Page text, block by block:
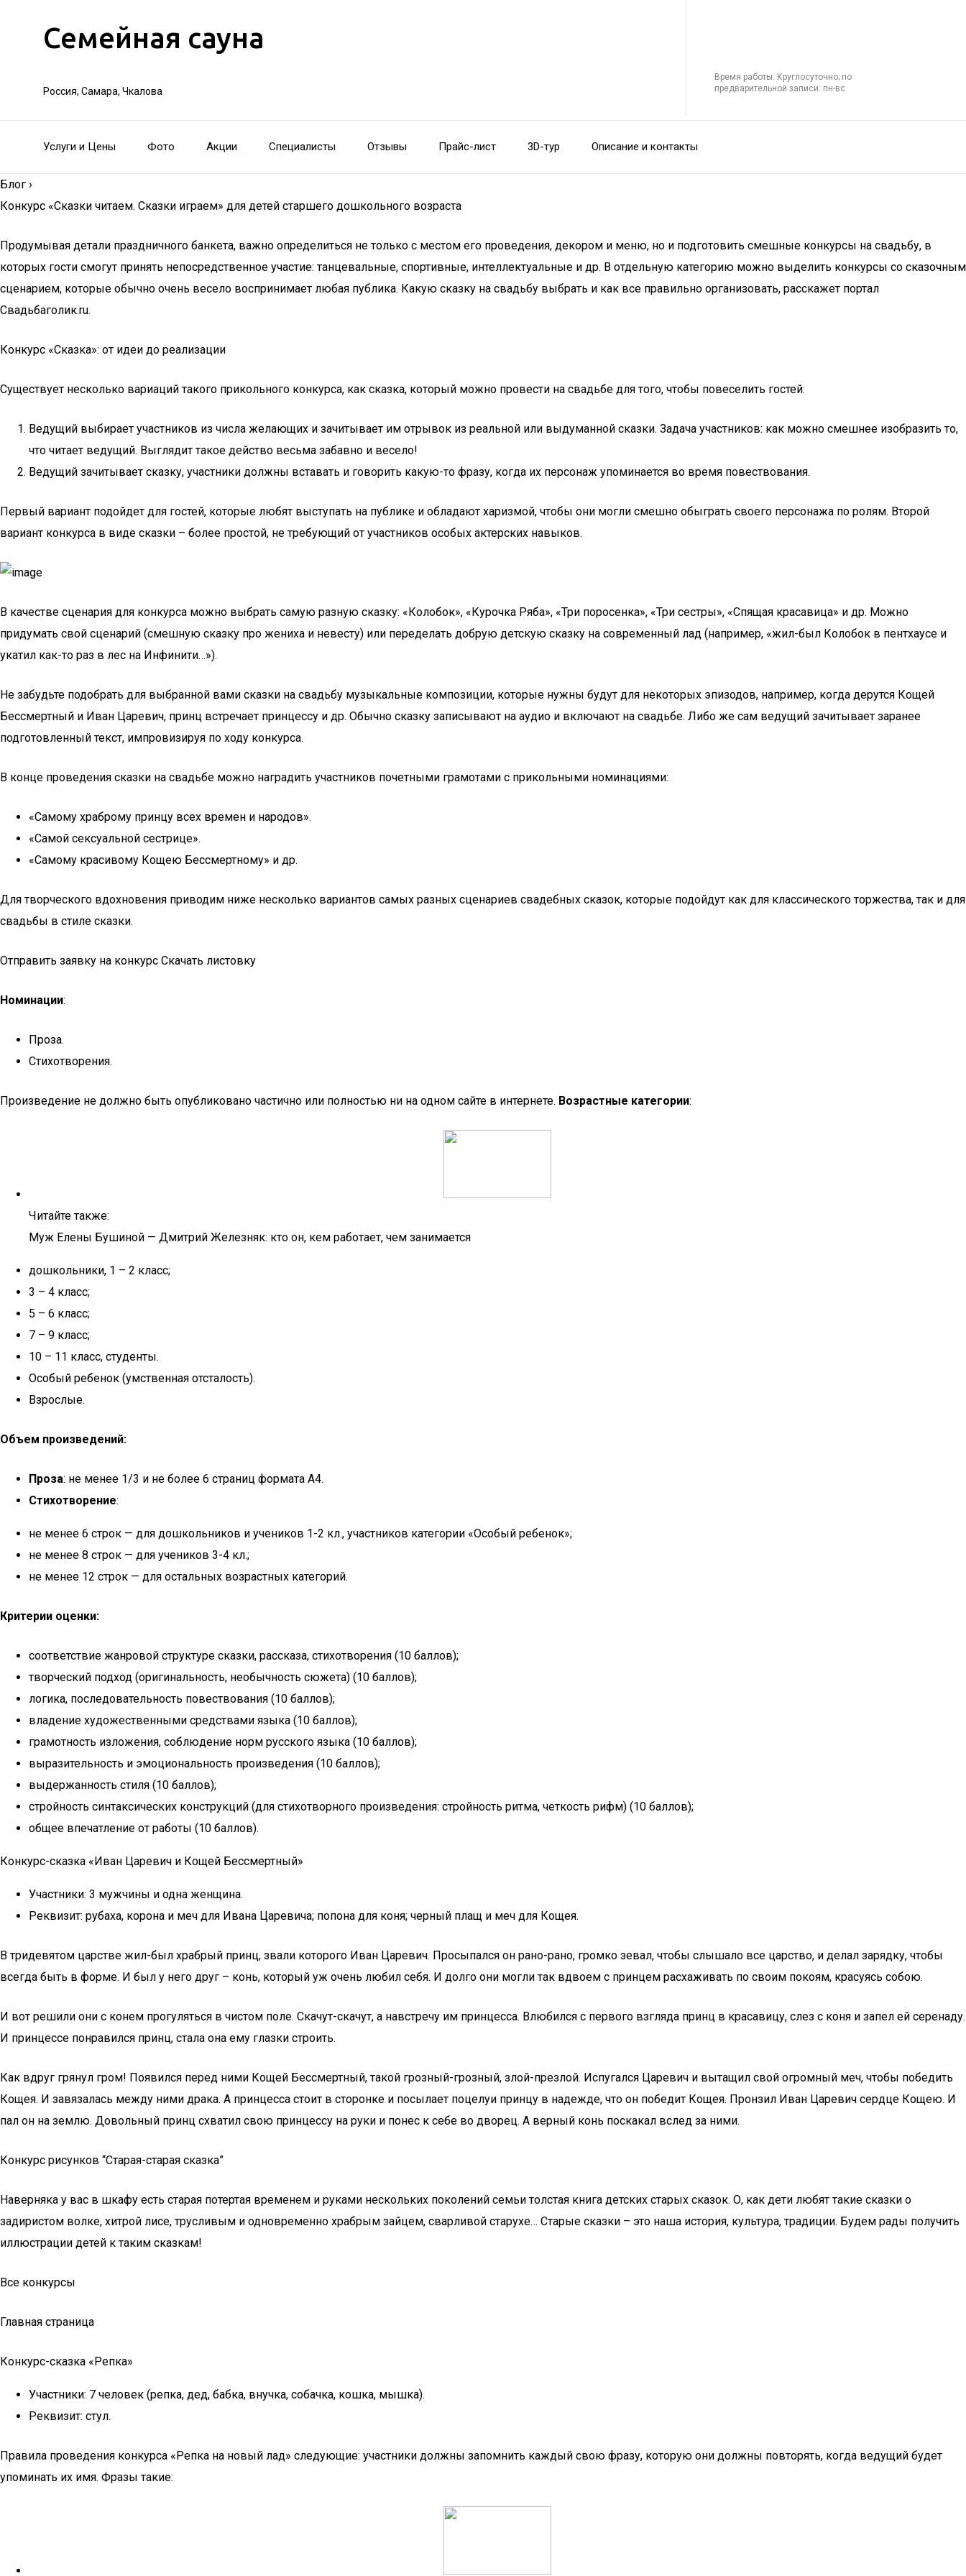
Семейная сауна
Россия, Самара, Чкалова
Время работы: Круглосуточно; по
предварительной записи: пн-вс
Услуги и Цены Фото Акции Специалисты Отзывы Прайс-лист 3D-тур Описание и контакты
Блог ›
Конкурс «Сказки читаем. Сказки играем» для детей старшего дошкольного возраста
Продумывая детали праздничного банкета, важно определиться не только с местом его проведения, декором и меню, но и подготовить смешные конкурсы на свадьбу, в
которых гости смогут принять непосредственное участие: танцевальные, спортивные, интеллектуальные и др. В отдельную категорию можно выделить конкурсы со сказочным
сценарием, которые обычно очень весело воспринимает любая публика. Какую сказку на свадьбу выбрать и как все правильно организовать, расскажет портал
Свадьбаголик.ru.
Конкурс «Сказка»: от идеи до реализации
Существует несколько вариаций такого прикольного конкурса, как сказка, который можно провести на свадьбе для того, чтобы повеселить гостей:
Ведущий выбирает участников из числа желающих и зачитывает им отрывок из реальной или выдуманной сказки. Задача участников: как можно смешнее изобразить то,
что читает ведущий. Выглядит такое действо весьма забавно и весело!
Ведущий зачитывает сказку, участники должны вставать и говорить какую-то фразу, когда их персонаж упоминается во время повествования.
Первый вариант подойдет для гостей, которые любят выступать на публике и обладают харизмой, чтобы они могли смешно обыграть своего персонажа по ролям. Второй
вариант конкурса в виде сказки – более простой, не требующий от участников особых актерских навыков.
В качестве сценария для конкурса можно выбрать самую разную сказку: «Колобок», «Курочка Ряба», «Три поросенка», «Три сестры», «Спящая красавица» и др. Можно
придумать свой сценарий (смешную сказку про жениха и невесту) или переделать добрую детскую сказку на современный лад (например, «жил-был Колобок в пентхаусе и
укатил как-то раз в лес на Инфинити…»).
Не забудьте подобрать для выбранной вами сказки на свадьбу музыкальные композиции, которые нужны будут для некоторых эпизодов, например, когда дерутся Кощей
Бессмертный и Иван Царевич, принц встречает принцессу и др. Обычно сказку записывают на аудио и включают на свадьбе. Либо же сам ведущий зачитывает заранее
подготовленный текст, импровизируя по ходу конкурса.
В конце проведения сказки на свадьбе можно наградить участников почетными грамотами с прикольными номинациями:
«Самому храброму принцу всех времен и народов».
«Самой сексуальной сестрице».
«Самому красивому Кощею Бессмертному» и др.
Для творческого вдохновения приводим ниже несколько вариантов самых разных сценариев свадебных сказок, которые подойдут как для классического торжества, так и для
свадьбы в стиле сказки.
Отправить заявку на конкурс Скачать листовку
Номинации:
Проза.
Стихотворения.
Произведение не должно быть опубликовано частично или полностью ни на одном сайте в интернете. Возрастные категории:
Читайте также:
Муж Елены Бушиной — Дмитрий Железняк: кто он, кем работает, чем занимается
дошкольники, 1 – 2 класс;
3 – 4 класс;
5 – 6 класс;
7 – 9 класс;
10 – 11 класс, студенты.
Особый ребенок (умственная отсталость).
Взрослые.
Объем произведений:
Проза: не менее 1/3 и не более 6 страниц формата А4.
Стихотворение:
не менее 6 строк — для дошкольников и учеников 1-2 кл., участников категории «Особый ребенок»;
не менее 8 строк — для учеников 3-4 кл.;
не менее 12 строк — для остальных возрастных категорий.
Критерии оценки:
соответствие жанровой структуре сказки, рассказа, стихотворения (10 баллов);
творческий подход (оригинальность, необычность сюжета) (10 баллов);
логика, последовательность повествования (10 баллов);
владение художественными средствами языка (10 баллов);
грамотность изложения, соблюдение норм русского языка (10 баллов);
выразительность и эмоциональность произведения (10 баллов);
выдержанность стиля (10 баллов);
стройность синтаксических конструкций (для стихотворного произведения: стройность ритма, четкость рифм) (10 баллов);
общее впечатление от работы (10 баллов).
Конкурс-сказка «Иван Царевич и Кощей Бессмертный»
Участники: 3 мужчины и одна женщина.
Реквизит: рубаха, корона и меч для Ивана Царевича; попона для коня; черный плащ и меч для Кощея.
В тридевятом царстве жил-был храбрый принц, звали которого Иван Царевич. Просыпался он рано-рано, громко зевал, чтобы слышало все царство, и делал зарядку, чтобы
всегда быть в форме. И был у него друг – конь, который уж очень любил себя. И долго они могли так вдвоем с принцем расхаживать по своим покоям, красуясь собою.
И вот решили они с конем прогуляться в чистом поле. Скачут-скачут, а навстречу им принцесса. Влюбился с первого взгляда принц в красавицу, слез с коня и запел ей серенаду.
И принцессе понравился принц, стала она ему глазки строить.
Как вдруг грянул гром! Появился перед ними Кощей Бессмертный, такой грозный-грозный, злой-презлой. Испугался Царевич и вытащил свой огромный меч, чтобы победить
Кощея. И завязалась между ними драка. А принцесса стоит в сторонке и посылает поцелуи принцу в надежде, что он победит Кощея. Пронзил Иван Царевич сердце Кощею. И
пал он на землю. Довольный принц схватил свою принцессу на руки и понес к себе во дворец. А верный конь поскакал вслед за ними.
Конкурс рисунков “Старая-старая сказка”
Наверняка у вас в шкафу есть старая потертая временем и руками нескольких поколений семьи толстая книга детских старых сказок. О, как дети любят такие сказки о
задиристом волке, хитрой лисе, трусливым и одновременно храбрым зайцем, сварливой старухе… Старые сказки – это наша история, культура, традиции. Будем рады получить
иллюстрации детей к таким сказкам!
Все конкурсы
Главная страница
Конкурс-сказка «Репка»
Участники: 7 человек (репка, дед, бабка, внучка, собачка, кошка, мышка).
Реквизит: стул.
Правила проведения конкурса «Репка на новый лад» следующие: участники должны запомнить каждый свою фразу, которую они должны повторять, когда ведущий будет
упоминать их имя. Фразы такие: